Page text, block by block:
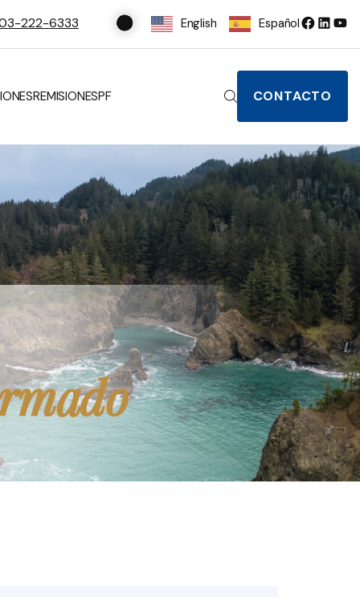
222-6333 English Español
REMISIONESPF CONTACTO